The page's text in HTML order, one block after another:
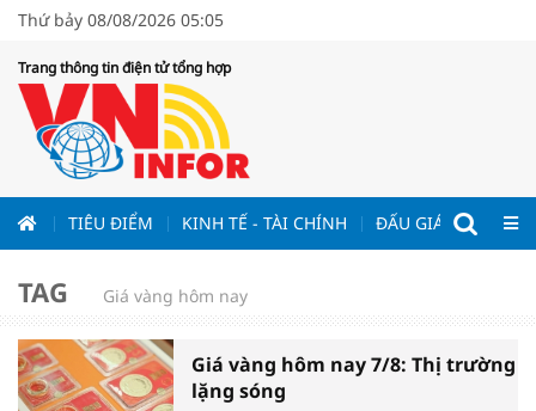
Thứ bảy 08/08/2026 05:05
Trang thông tin điện tử tổng hợp
TIÊU ĐIỂM KINH TẾ - TÀI CHÍNH ĐẤU GIÁ - ĐẤU
TAG Giá vàng hôm nay
Giá vàng hôm nay 7/8: Thị trường
lặng sóng